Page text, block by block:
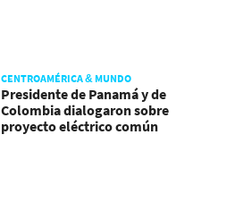
CENTROAMÉRICA & MUNDO
Presidente de Panamá y de
Colombia dialogaron sobre
proyecto eléctrico común